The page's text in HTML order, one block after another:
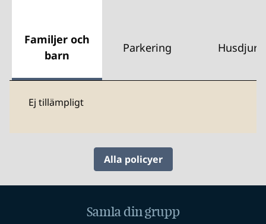
Familjer och
barn
Parkering Husdjur
Ej tillämpligt
Alla policyer
Samla din grupp